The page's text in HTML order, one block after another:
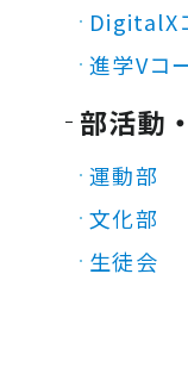
DigitalX
進学Vコ
部活動
運動部
文化部
生徒会